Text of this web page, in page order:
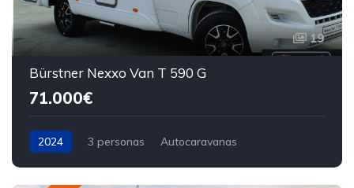
19
Bürstner Nexxo Van T 590 G
71.000€
2024 3 personas Autocaravanas